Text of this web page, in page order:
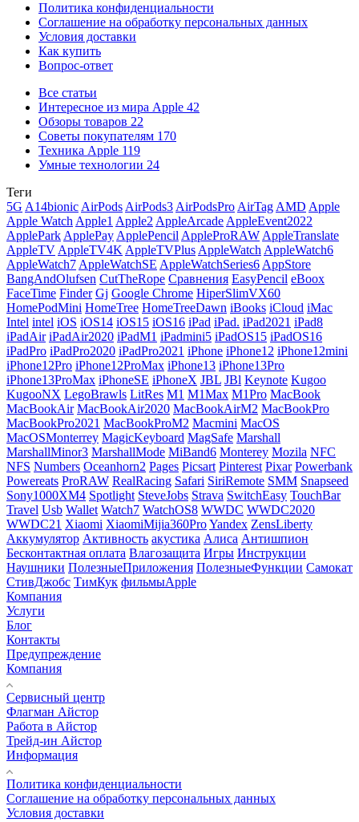
Политика конфиденциальности
Соглашение на обработку персональных данных
Условия доставки
Как купить
Вопрос-ответ
Все статьи
Интересное из мира Apple 42
Обзоры товаров 22
Советы покупателям 170
Техника Apple 119
Умные технологии 24
Теги
5G A14bionic AirPods AirPods3 AirPodsPro AirTag AMD Apple
Apple Watch Apple1 Apple2 AppleArcade AppleEvent2022
ApplePark ApplePay ApplePencil AppleProRAW AppleTranslate
AppleTV AppleTV4K AppleTVPlus AppleWatch AppleWatch6
AppleWatch7 AppleWatchSE AppleWatchSeries6 AppStore
BangAndOlufsen CutTheRope Cравнения EasyPencil eBoox
FaceTime Finder Gj Google Chrome HiperSlimVX60
HomePodMini HomeTree HomeTreeDawn iBooks iCloud iMac
Intel intel iOS iOS14 iOS15 iOS16 iPad iPad. iPad2021 iPad8
iPadAir iPadAir2020 iPadM1 iPadmini5 iPadOS15 iPadOS16
iPadPro iPadPro2020 iPadPro2021 iPhone iPhone12 iPhone12mini
iPhone12Pro iPhone12ProMax iPhone13 iPhone13Pro
iPhone13ProMax iPhoneSE iPhoneX JBL JBl Keynote Kugoo
KugooNX LegoBrawls LitRes M1 M1Max M1Pro MacBook
MacBookAir MacBookAir2020 MacBookAirM2 MacBookPro
MacBookPro2021 MacBookProM2 Macmini MacOS
MacOSMonterrey MagicKeyboard MagSafe Marshall
MarshallMinor3 MarshallMode MiBand6 Monterey Mozila NFC
NFS Numbers Oceanhorn2 Pages Picsart Pinterest Pixar Powerbank
Powereats ProRAW RealRacing Safari SiriRemote SMM Snapseed
Sony1000XM4 Spotlight SteveJobs Strava SwitchEasy TouchBar
Travel Usb Wallet Watch7 WatchOS8 WWDC WWDC2020
WWDC21 Xiaomi XiaomiMijia360ProYandex ZensLiberty
Аккумулятор Активность акустика Алиса Антишпион
Бесконтактная оплата Влагозащита Игры Инструкции
Наушники ПолезныеПриложения ПолезныеФункции Самокат
СтивДжобс ТимКук фильмыApple
Компания
Услуги
Блог
Контакты
Предупреждение
Компания
Сервисный центр
Флагман Айстор
Работа в Айстор
Трейд-ин Айстор
Информация
Политика конфиденциальности
Соглашение на обработку персональных данных
Условия доставки